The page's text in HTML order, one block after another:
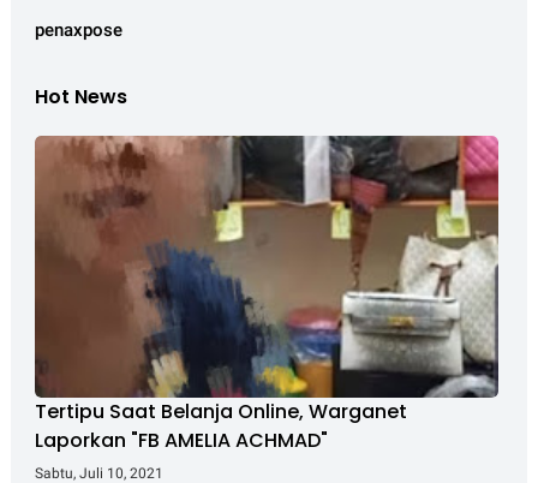
penaxpose
Hot News
Tertipu Saat Belanja Online, Warganet
Laporkan "FB AMELIA ACHMAD"
Sabtu, Juli 10, 2021